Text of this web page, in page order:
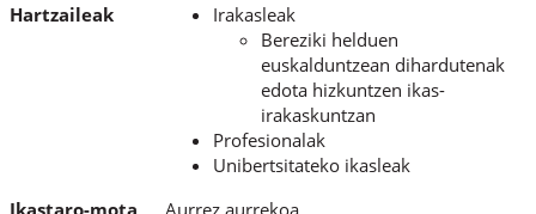
Hartzaileak
Irakasleak
Bereziki helduen
euskalduntzean dihardutenak
edota hizkuntzen ikas-
irakaskuntzan
Profesionalak
Unibertsitateko ikasleak
Ikastaro-mota
Aurrez aurrekoa